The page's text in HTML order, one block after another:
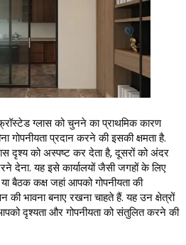
फ्रॉस्टेड ग्लास को चुनने का प्राथमिक कारण
गोपनीयता प्रदान करने की इसकी क्षमता है.
दृश्य को अस्पष्ट कर देता है, दूसरों को अंदर
देना. यह इसे कार्यालयों जैसी जगहों के लिए
बैठक कक्ष जहां आपको गोपनीयता की
भावना बनाए रखना चाहते हैं. यह उन क्षेत्रों
दृश्यता और गोपनीयता को संतुलित करने की